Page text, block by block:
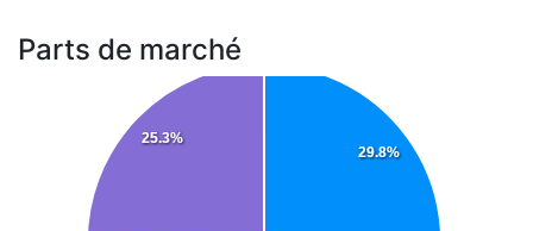
Parts de marché
29.8%
25.3%